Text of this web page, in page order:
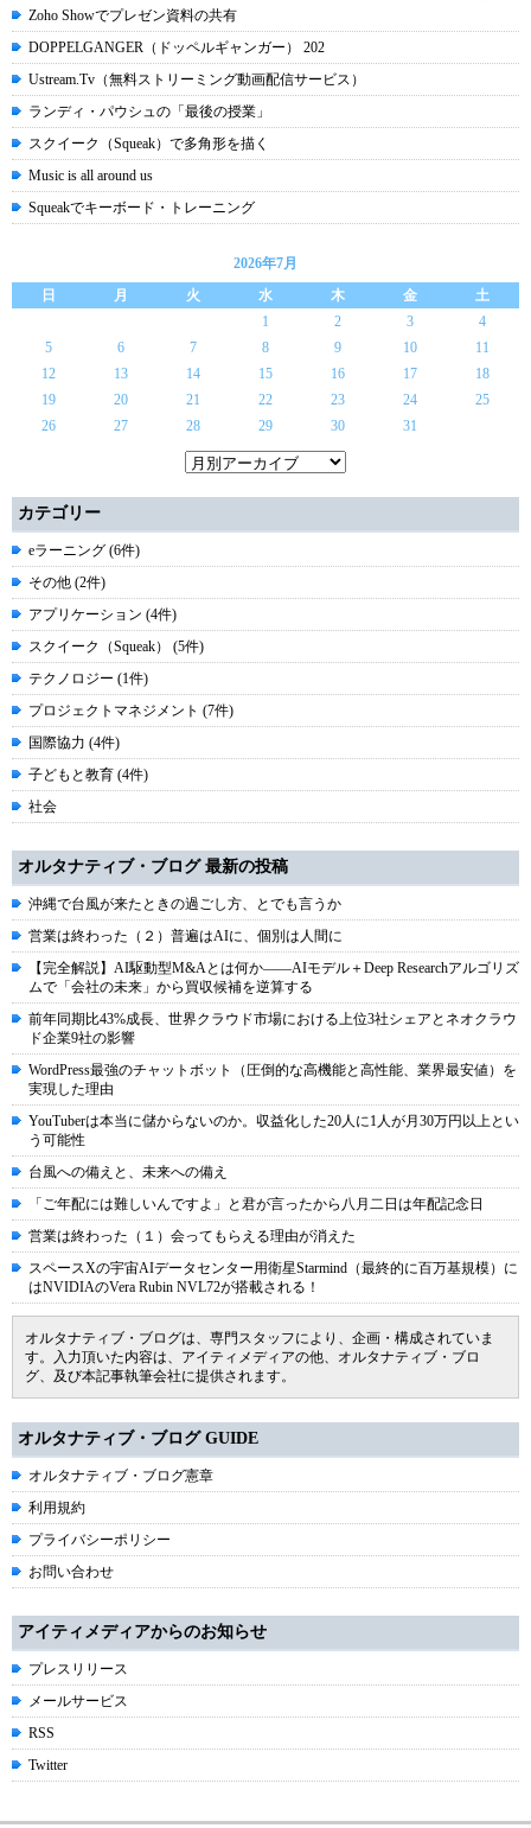
Zoho Showでプレゼン資料の共有
DOPPELGANGER（ドッペルギャンガー） 202
Ustream.Tv（無料ストリーミング動画配信サービス）
ランディ・パウシュの「最後の授業」
スクイーク（Squeak）で多角形を描く
Music is all around us
Squeakでキーボード・トレーニング
2026年7月
日
月 火 水 木 金
土
1
2 3
4
5
6 7 8 9 10
11
12
13 14 15 16 17
18
19
20 21 22 23 24
25
26
27 28 29 30 31
カテゴリー
eラーニング (6件)
その他 (2件)
アプリケーション (4件)
スクイーク（Squeak） (5件)
テクノロジー (1件)
プロジェクトマネジメント (7件)
国際協力 (4件)
子どもと教育 (4件)
社会
オルタナティブ・ブログ 最新の投稿
沖縄で台風が来たときの過ごし方、とでも言うか
営業は終わった（２）普遍はAIに、個別は人間に
【完全解説】AI駆動型M&Aとは何か――AIモデル＋Deep Researchアルゴリズ
ムで「会社の未来」から買収候補を逆算する
前年同期比43%成長、世界クラウド市場における上位3社シェアとネオクラウ
ド企業9社の影響
WordPress最強のチャットボット（圧倒的な高機能と高性能、業界最安値）を
実現した理由
YouTuberは本当に儲からないのか。収益化した20人に1人が月30万円以上とい
う可能性
台風への備えと、未来への備え
「ご年配には難しいんですよ」と君が言ったから八月二日は年配記念日
営業は終わった（１）会ってもらえる理由が消えた
スペースXの宇宙AIデータセンター用衛星Starmind（最終的に百万基規模）に
はNVIDIAのVera Rubin NVL72が搭載される！
オルタナティブ・ブログは、専門スタッフにより、企画・構成されていま
す。入力頂いた内容は、アイティメディアの他、オルタナティブ・ブロ
グ、及び本記事執筆会社に提供されます。
オルタナティブ・ブログ GUIDE
オルタナティブ・ブログ憲章
利用規約
プライバシーポリシー
お問い合わせ
アイティメディアからのお知らせ
プレスリリース
メールサービス
RSS
Twitter